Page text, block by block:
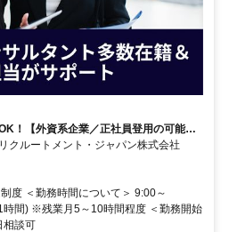
！【外資系企業／正社員登用の可能性
務OK】経理財務
クルートメント・ジャパン株式会社
度 ＜勤務時間について＞ 9:00～
時間) ※残業月5～10時間程度 ＜勤務開始
相談可